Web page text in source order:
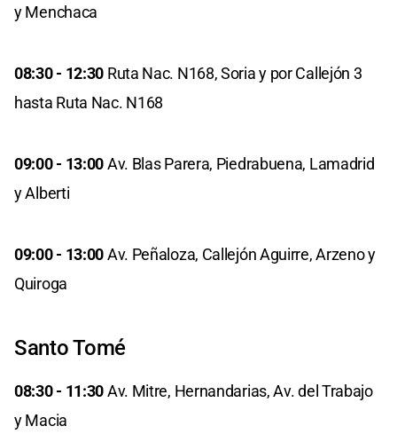
y Menchaca
08:30 - 12:30 Ruta Nac. N168, Soria y por Callejón 3
hasta Ruta Nac. N168
09:00 - 13:00Av. Blas Parera, Piedrabuena, Lamadrid
y Alberti
09:00 - 13:00Av. Peñaloza, Callejón Aguirre, Arzeno y
Quiroga
Santo Tomé
08:30 - 11:30Av. Mitre, Hernandarias, Av. del Trabajo
y Macia